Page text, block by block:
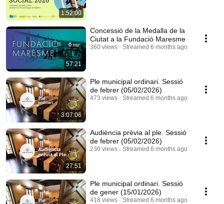
1:52:00
57:21
Concessió de la Medalla de la
Ciutat a la Fundació Maresme
360 views Streamed 6 months ago
3:07:06
Ple municipal ordinari. Sessió
de febrer (05/02/2026)
473 views Streamed 6 months ago
27:51
Audiència prèvia al ple. Sessió
de febrer (05/02/2026)
230 views Streamed 6 months ago
Ple municipal ordinari. Sessió
de gener (15/01/2026)
418 views Streamed 6 months ago